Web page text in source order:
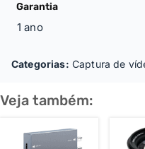
Garantia
1 ano
Categorias: Captura de
Veja também: